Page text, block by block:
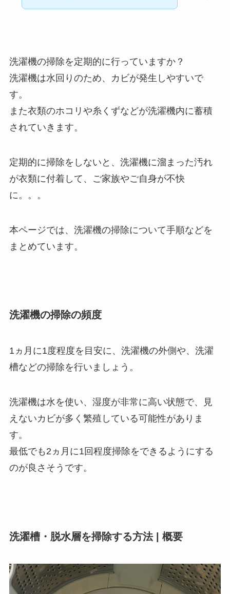
洗濯機の掃除を定期的に行っていますか？
洗濯機は水回りのため、カビが発生しやすいで
す。
また衣類のホコリや糸くずなどが洗濯機内に蓄積
されていきます。
定期的に掃除をしないと、洗濯機に溜まった汚れ
が衣類に付着して、ご家族やご自身が不快
に。。。
本ページでは、洗濯機の掃除について手順などを
まとめています。
洗濯機の掃除の頻度
1ヵ月に1度程度を目安に、洗濯機の外側や、洗濯
槽などの掃除を行いましょう。
洗濯機は水を使い、湿度が非常に高い状態で、見
えないカビが多く繁殖している可能性がありま
す。
最低でも2ヵ月に1回程度掃除をできるようにする
のが良さそうです。
洗濯槽・脱水層を掃除する方法 | 概要